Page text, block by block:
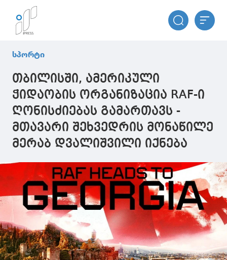
სპორტი
თბილისში, ამერიკული
ჭიდაობის ორგანიზაცია RAF-ი
ღონისძიებას გამართავს -
მთავარი შეხვედრის მონაწილე
მერაბ დვალიშვილი იქნება